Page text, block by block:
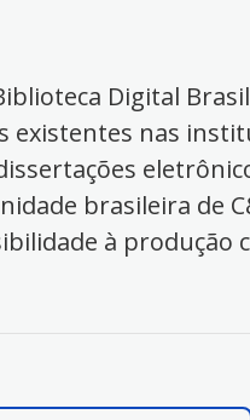
Digital
existentes nas
brasileira de
à produção